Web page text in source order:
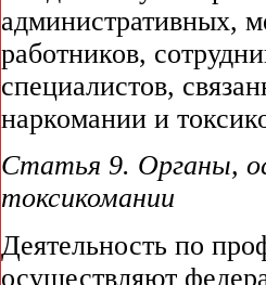
административных,
работников,
специалистов,
наркомании и
Статья 9. Органы,
токсикомании
Деятельность по
осуществляют